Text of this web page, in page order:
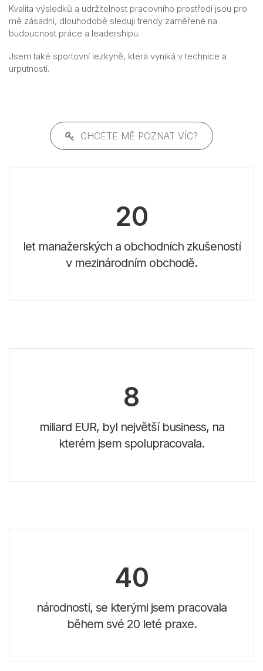
Kvalita výsledků a udržitelnost pracovního prostředí jsou pro
mě zásadní, dlouhodobě sleduji trendy zaměřené na
budoucnost práce a leadershipu.
Jsem také sportovní lezkyně, která vyniká v technice a
urputnosti.
CHCETE MĚ POZNAT VÍC?
20
let manažerských a obchodních zkušeností
v mezinárodním obchodě.
8
miliard EUR, byl největší business, na
kterém jsem spolupracovala.
40
národností, se kterými jsem pracovala
během své 20 leté praxe.